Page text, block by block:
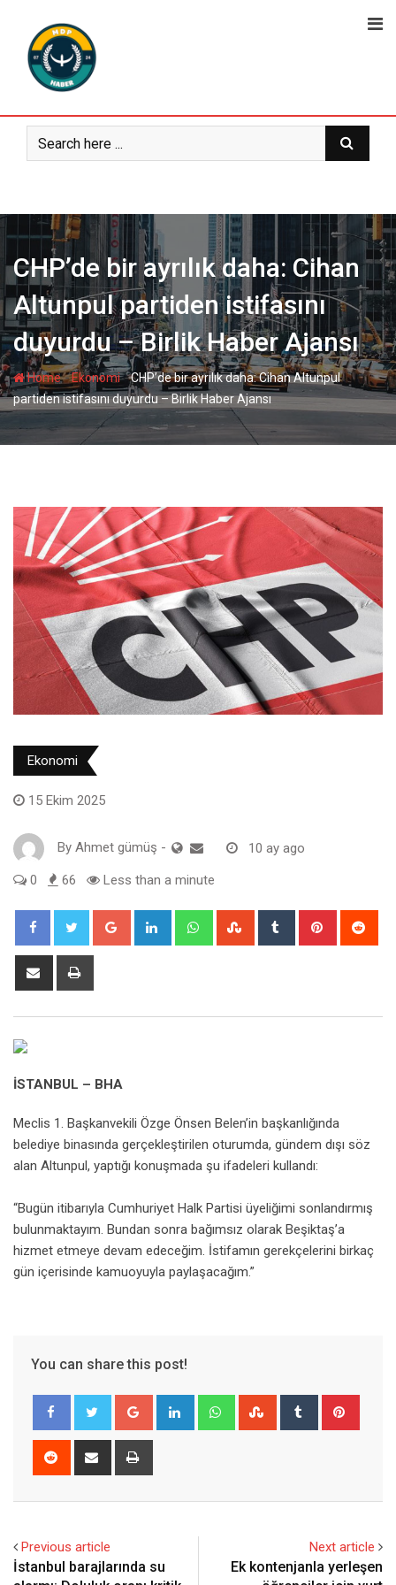
content
CHP’de bir ayrılık daha: Cihan
Altunpul partiden istifasını
duyurdu – Birlik Haber Ajansı
Home-Ekonomi-CHP’de bir ayrılık daha: Cihan Altunpul
partiden istifasını duyurdu – Birlik Haber Ajansı
Ekonomi
15 Ekim 2025
By Ahmet gümüş - 10 ay ago
0 66 Less than a minute
Google+ LinkedIn WhatsappStumbleUpon
Tumblr Pinterest
Share
İSTANBUL – BHA
Meclis 1. Başkanvekili Özge Önsen Belen’in başkanlığında
belediye binasında gerçekleştirilen oturumda, gündem dışı söz
alan Altunpul, yaptığı konuşmada şu ifadeleri kullandı:
“Bugün itibarıyla Cumhuriyet Halk Partisi üyeliğimi sonlandırmış
bulunmaktayım. Bundan sonra bağımsız olarak Beşiktaş’a
hizmet etmeye devam edeceğim. İstifamın gerekçelerini birkaç
gün içerisinde kamuoyuyla paylaşacağım.”
You can share this post!
Google+ LinkedIn WhatsappStumbleUpon
Tumblr
Reddit
Share
Previous article
İstanbul barajlarında su
Next article
Ek kontenjanla yerleşen